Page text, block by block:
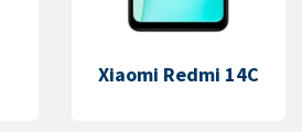
Xiaomi Redmi 14C